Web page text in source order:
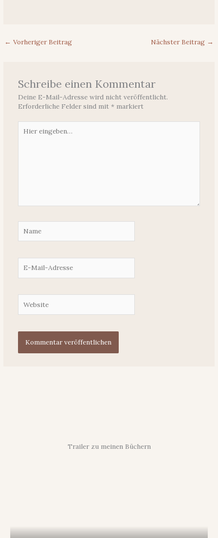
← Vorheriger Beitrag Nächster Beitrag →
Schreibe einen Kommentar
Deine E-Mail-Adresse wird nicht veröffentlicht.
Erforderliche Felder sind mit *markiert
eingeben…
Mail-
Adresse
Trailer zu meinen Büchern